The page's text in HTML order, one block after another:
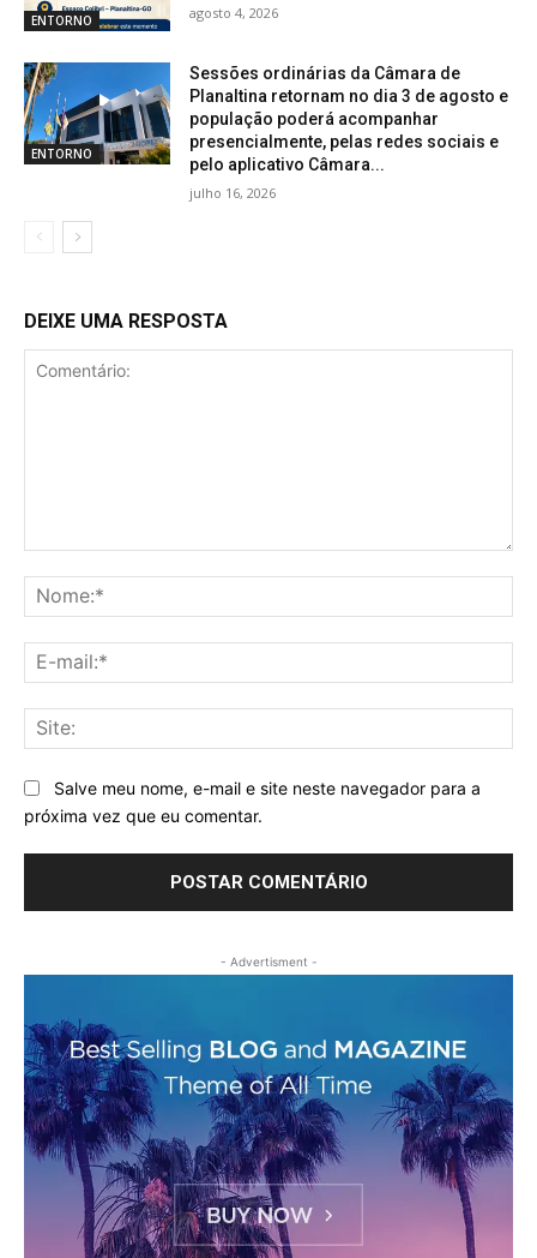
ENTORNO agosto 4, 2026
ENTORNO
Sessões ordinárias da Câmara de
Planaltina retornam no dia 3 de agosto e
população poderá acompanhar
presencialmente, pelas redes sociais e
pelo aplicativo Câmara...
julho 16, 2026
DEIXE UMA RESPOSTA
Salve meu nome, e-mail e site neste navegador para a
próxima vez que eu comentar.
- Advertisment -